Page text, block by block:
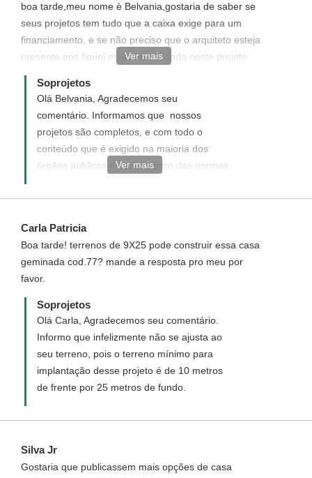
boa tarde,meu nome è Belvania,gostaria de saber se
seus projetos tem tudo que a caixa exige para um
financiamento, e se não preciso que o arquiteto esteja
presente.pos fiquei muito interessada neste projeto
,mas tenho muitas duvidas.
Ver mais
Soprojetos
Olá Belvania, Agradecemos seu
comentário. Informamos que nossos
projetos são completos, e com todo o
conteúdo que é exigido na maioria dos
órgãos públicos e estão dentro das normas
o profissional que for registrar a sua obra,
orçamento e
cronograma que a Caixa disponibiliza.
Ver mais
Carla Patricia
Boa tarde! terrenos de 9X25 pode construir essa casa
geminada cod.77? mande a resposta pro meu por
favor.
Soprojetos
Olá Carla, Agradecemos seu comentário.
Informo que infelizmente não se ajusta ao
seu terreno, pois o terreno mínimo para
implantação desse projeto é de 10 metros
de frente por 25 metros de fundo.
Silva Jr
Gostaria que publicassem mais opções de casa